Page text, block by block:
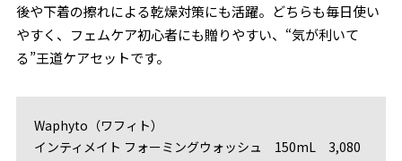
後や下着の擦れによる乾燥対策にも活躍。どちらも毎日使い
やすく、フェムケア初心者にも贈りやすい、“気が利いて
る”王道ケアセットです。
Waphyto（ワフィト）
インティメイト フォーミングウォッシュ 150mL 3,080